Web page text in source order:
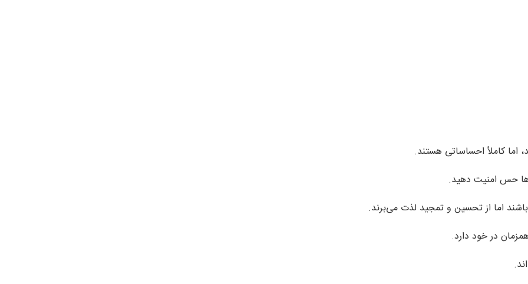
اما کاملاً احساساتی هستند.
حس امنیت دهید.
اما از تحسین و تمجید لذت می‌برند.
در خود دارد.